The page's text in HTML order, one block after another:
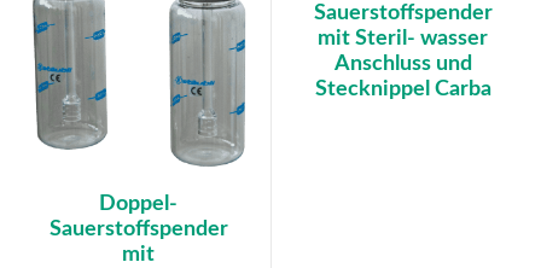
Doppel-
Sauerstoffspender
mit
Sauerstoffspender
mit Steril- wasser
Anschluss und
Stecknippel Carba